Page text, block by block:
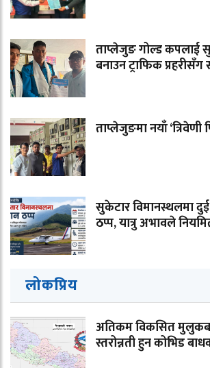
ताप्लेजुङ गोल्ड कपलाई
बनाउन ट्राफिक
ताप्लेजुङमा नयाँ ‘त्रिवेणी
सुकेटार विमानस्थलमा
ठप्प, यात्रु अभावले
लोकप्रिय
अतिकम विकसित
स्तरोन्नती हुन कोभिड